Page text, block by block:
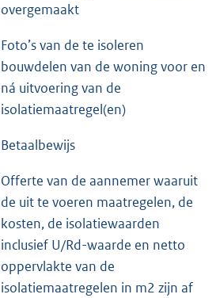
overgemaakt
Foto’s van de te isoleren
bouwdelen van de woning voor en
ná uitvoering van de
isolatiemaatregel(en)
Betaalbewijs
Offerte van de aannemer waaruit
de uit te voeren maatregelen, de
kosten, de isolatiewaarden
inclusief U/Rd-waarde en netto
oppervlakte van de
isolatiemaatregelen in m2 zijn af